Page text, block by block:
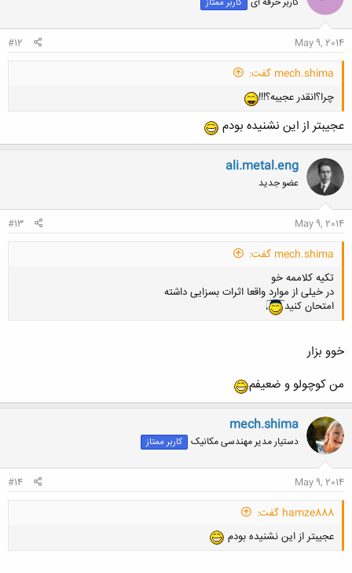
May 9, 2014
#12
mech.shima گفت:
چرا؟انقدر عجیبه؟!!!
عجیبتر از این نشنیده بودم
ali.metal.eng
عضو جدید
May 9, 2014
#13
mech.shima گفت:
تکیه کلاممه خو
در خیلی از موارد واقعا اثرات بسزایی داشته
امتحان کنید
خوو بزار
من کوچولو و ضعیفم
mech.shima
دستیار مدیر مهندسی مکانیک کاربر ممتاز
May 9, 2014
#14
hamze888 گفت:
عجیبتر از این نشنیده بودم